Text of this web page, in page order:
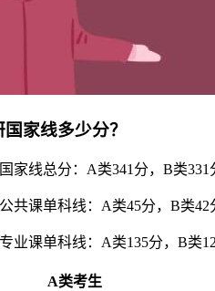
家线多少分？
家线总分：A类341分，B类331
共课单科线：A类45分，B类42
业课单科线：A类135分，B类
A类考生